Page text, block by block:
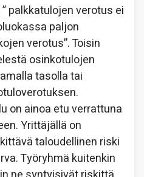
palkkatulojen verotus ei
paljon
verotus”. Toisin
osinkotulojen
tasolla tai
on ainoa etu verrattuna
Yrittäjällä on
taloudellinen riski
Työryhmä kuitenkin